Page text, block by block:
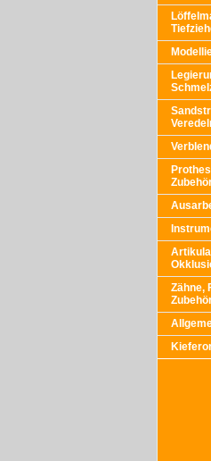
Zähne,